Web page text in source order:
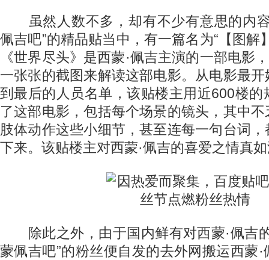
虽然人数不多，却有不少有意思的内容
佩吉吧”的精品贴当中，有一篇名为“【图解
《世界尽头》是西蒙·佩吉主演的一部电影
一张张的截图来解读这部电影。从电影最
到最后的人员名单，该贴楼主用近600楼
了这部电影，包括每个场景的镜头，其中
肢体动作这些小细节，甚至连每一句台词
下来。该贴楼主对西蒙·佩吉的喜爱之情真
除此之外，由于国内鲜有对西蒙·佩吉
蒙佩吉吧”的粉丝便自发的去外网搬运西蒙